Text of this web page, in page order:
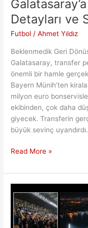
Detayları ve
Futbol /Ahmet Yıldız
Beklenmedik Geri
Galatasaray, transfer
önemli bir hamle
Bayern Münih’ten
milyon euro bonservisle
ekibinden, çok daha
giyecek. Transferin
büyük sevinç
Sacha
Bayern’den
Galatasaray’a
Dönüşü:
Transfer
Detayları
Read More »